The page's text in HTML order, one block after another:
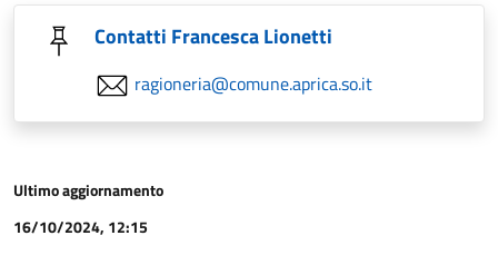
Contatti Francesca Lionetti
ragioneria@comune.aprica.so.it
Ultimo aggiornamento
16/10/2024, 12:15